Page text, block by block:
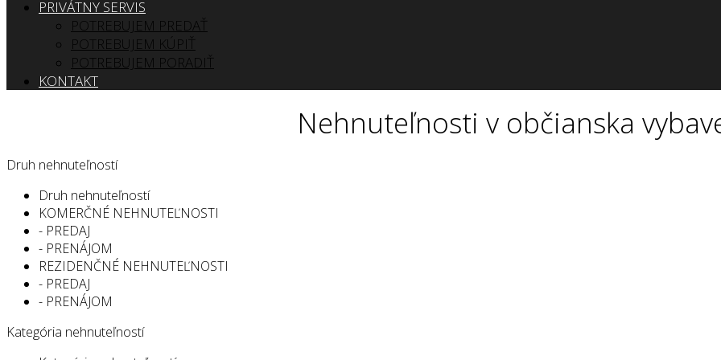
PRIVÁTNY SERVIS
POTREBUJEM PREDAŤ
POTREBUJEM KÚPIŤ
POTREBUJEM PORADIŤ
KONTAKT
Nehnuteľnosti v občianska
Druh nehnuteľností
Druh nehnuteľností
KOMERČNÉ NEHNUTEĽNOSTI
- PREDAJ
- PRENÁJOM
REZIDENČNÉ NEHNUTEĽNOSTI
- PREDAJ
- PRENÁJOM
Kategória nehnuteľností